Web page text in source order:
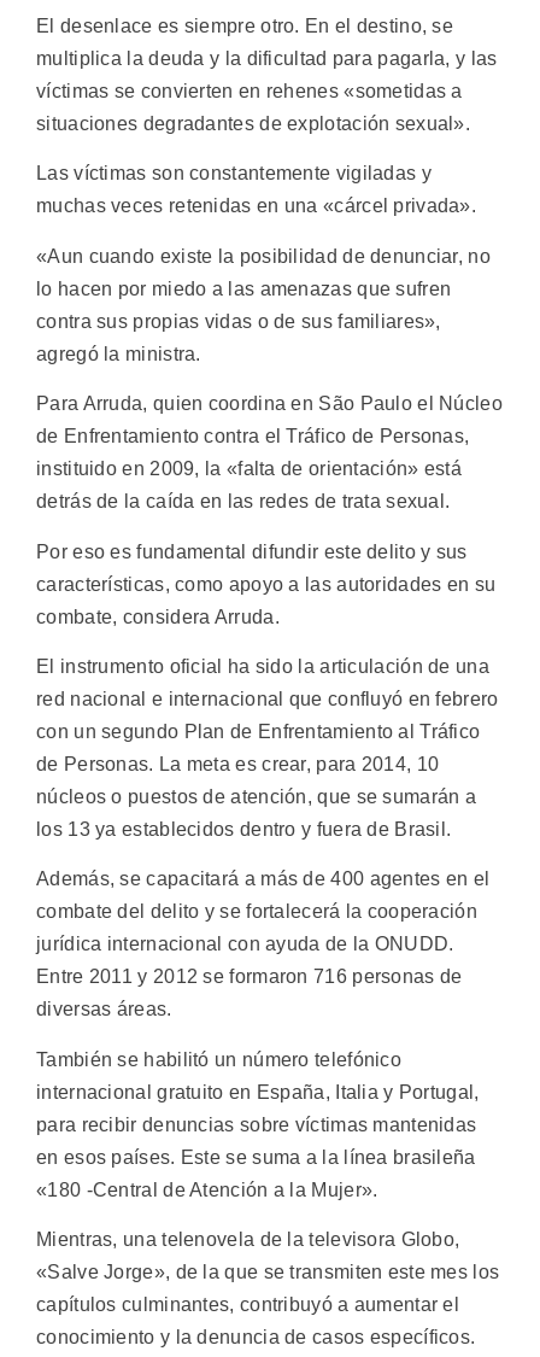
El desenlace es siempre otro. En el destino, se
multiplica la deuda y la dificultad para pagarla, y las
víctimas se convierten en rehenes «sometidas a
situaciones degradantes de explotación sexual».
Las víctimas son constantemente vigiladas y
muchas veces retenidas en una «cárcel privada».
«Aun cuando existe la posibilidad de denunciar, no
lo hacen por miedo a las amenazas que sufren
contra sus propias vidas o de sus familiares»,
agregó la ministra.
Para Arruda, quien coordina en São Paulo el Núcleo
de Enfrentamiento contra el Tráfico de Personas,
instituido en 2009, la «falta de orientación» está
detrás de la caída en las redes de trata sexual.
Por eso es fundamental difundir este delito y sus
características, como apoyo a las autoridades en su
combate, considera Arruda.
El instrumento oficial ha sido la articulación de una
red nacional e internacional que confluyó en febrero
con un segundo Plan de Enfrentamiento al Tráfico
de Personas. La meta es crear, para 2014, 10
núcleos o puestos de atención, que se sumarán a
los 13 ya establecidos dentro y fuera de Brasil.
Además, se capacitará a más de 400 agentes en el
combate del delito y se fortalecerá la cooperación
jurídica internacional con ayuda de la ONUDD.
Entre 2011 y 2012 se formaron 716 personas de
diversas áreas.
También se habilitó un número telefónico
internacional gratuito en España, Italia y Portugal,
para recibir denuncias sobre víctimas mantenidas
en esos países. Este se suma a la línea brasileña
«180 -Central de Atención a la Mujer».
Mientras, una telenovela de la televisora Globo,
«Salve Jorge», de la que se transmiten este mes los
capítulos culminantes, contribuyó a aumentar el
conocimiento y la denuncia de casos específicos.